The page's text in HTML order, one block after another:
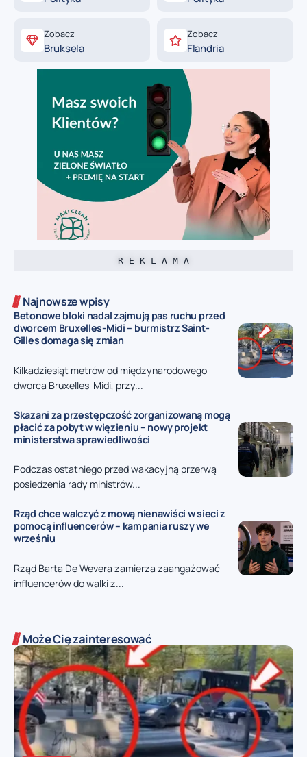
Zobacz
Bruksela
Zobacz
Flandria
R E K L A M A
Najnowsze wpisy
Betonowe bloki nadal zajmują pas ruchu przed
dworcem Bruxelles-Midi – burmistrz Saint-
Gilles domaga się zmian
Kilkadziesiąt metrów od międzynarodowego
dworca Bruxelles-Midi, przy...
Skazani za przestępczość zorganizowaną mogą
płacić za pobyt w więzieniu – nowy projekt
ministerstwa sprawiedliwości
Podczas ostatniego przed wakacyjną przerwą
posiedzenia rady ministrów...
Rząd chce walczyć z mową nienawiści w sieci z
pomocą influencerów – kampania ruszy we
wrześniu
Rząd Barta De Wevera zamierza zaangażować
influencerów do walki z...
Może Cię zainteresować